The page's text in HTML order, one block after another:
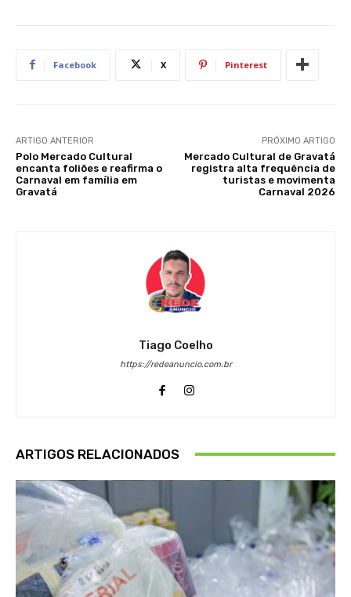
Facebook X Pinterest
ARTIGO ANTERIOR
Polo Mercado Cultural
encanta foliões e reafirma o
Carnaval em família em
Gravatá
PRÓXIMO ARTIGO
Mercado Cultural de Gravatá
registra alta frequência de
turistas e movimenta
Carnaval 2026
Tiago Coelho
https://redeanuncio.com.br
ARTIGOS RELACIONADOS